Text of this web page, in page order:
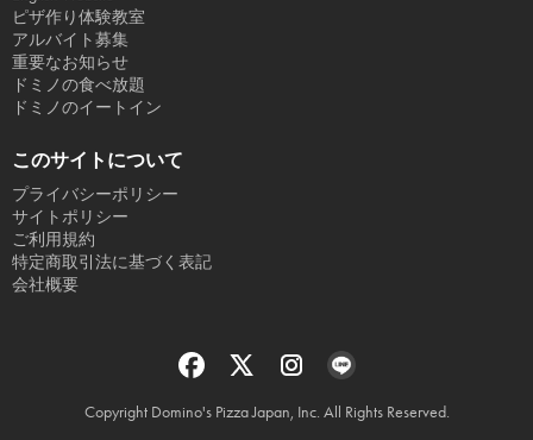
ピザ作り体験教室
アルバイト募集
重要なお知らせ
ドミノの食べ放題
ドミノのイートイン
このサイトについて
プライバシーポリシー
サイトポリシー
ご利用規約
特定商取引法に基づく表記
会社概要
Copyright Domino's Pizza Japan, Inc. All Rights Reserved.